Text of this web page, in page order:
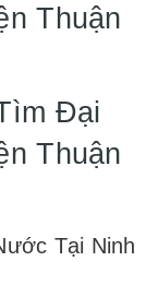
Thuận
Đại
Thuận
Tại Ninh